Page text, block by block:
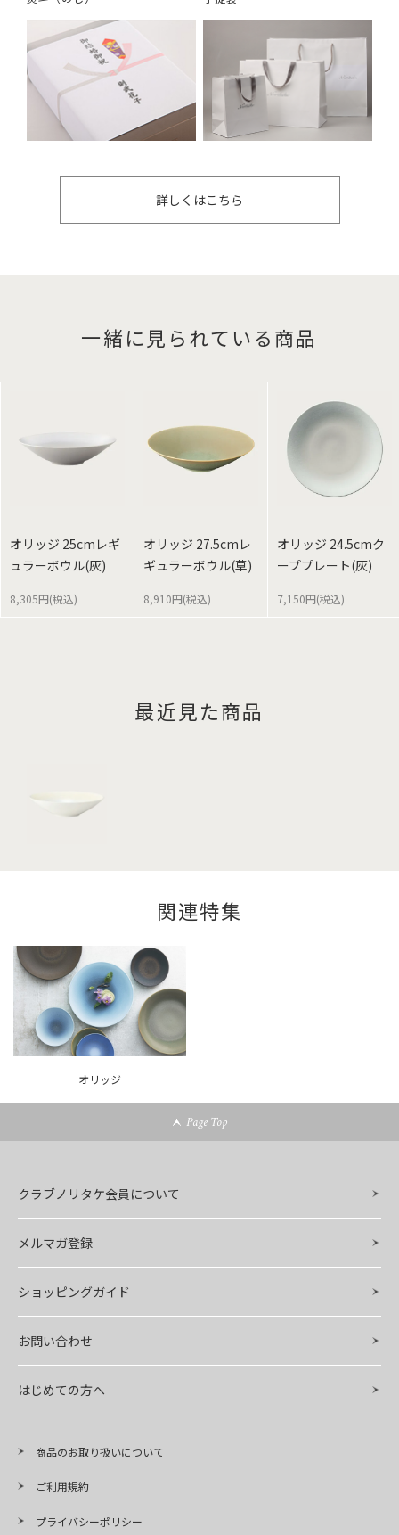
詳しくはこちら
一緒に見られている商品
オリッジ 25cmレギ
ュラーボウル(灰)
8,305円(税込)
オリッジ 27.5cmレ
ギュラーボウル(草)
8,910円(税込)
オリッジ 24.5cmク
ーププレート(灰)
7,150円(税込)
最近見た商品
関連特集
オリッジ
Page Top
クラブノリタケ会員について
メルマガ登録
ショッピングガイド
お問い合わせ
はじめての方へ
商品のお取り扱いについて
ご利用規約
プライバシーポリシー